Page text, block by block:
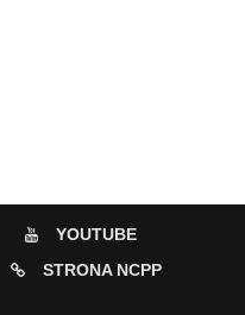
YOUTUBE
STRONA NCPP